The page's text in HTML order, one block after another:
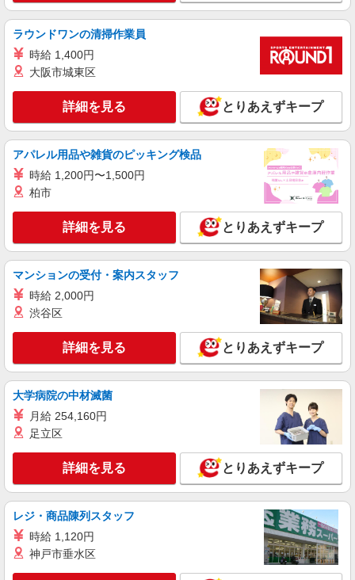
ラウンドワンの清掃作業員
時給 1,400円
大阪市城東区
詳細を見る とりあえずキープ
アパレル用品や雑貨のピッキング検品
時給 1,200円〜1,500円
柏市
詳細を見る とりあえずキープ
マンションの受付・案内スタッフ
時給 2,000円
渋谷区
詳細を見る とりあえずキープ
大学病院の中材滅菌
月給 254,160円
足立区
詳細を見る とりあえずキープ
レジ・商品陳列スタッフ
時給 1,120円
神戸市垂水区